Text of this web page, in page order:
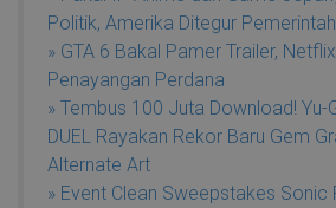
Politik, Amerika Ditegur
» GTA 6 Bakal Pamer Trailer,
Penayangan Perdana
» Tembus 100 Juta Download! Yu-
DUEL Rayakan Rekor Baru Gem
Alternate Art
» Event Clean Sweepstakes Sonic